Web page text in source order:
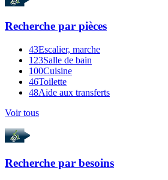
Recherche par pièces
43Escalier, marche
123Salle de bain
100Cuisine
46Toilette
48Aide aux transferts
Voir tous
Recherche par besoins